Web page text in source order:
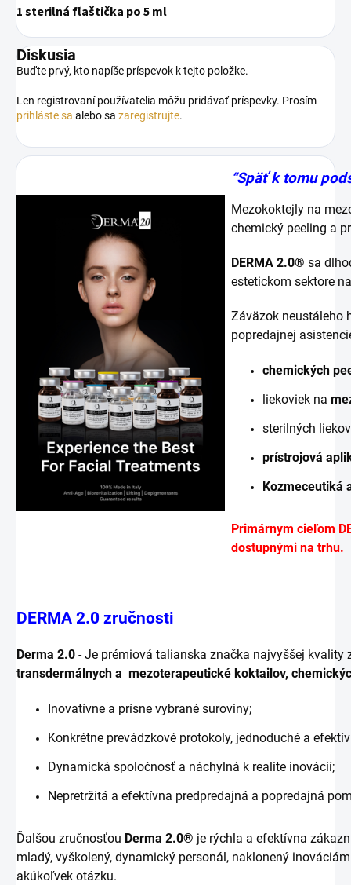
1 sterilná fľaštička po 5 ml
Diskusia
Buďte prvý, kto napíše príspevok k tejto položke.
Len registrovaní používatelia môžu pridávať príspevky. Prosím
prihláste sa alebo sa zaregistrujte.
“Späť k tomu
Mezokoktejly na
chemický peeling a
DERMA 2.0® sa
estetickom sektore
Záväzok neustáleho
popredajnej
chemických
liekoviek na
sterilných
prístrojová
Kozmeceutiká
Primárnym cieľom
dostupnými na trhu.
DERMA 2.0 zručnosti
Derma 2.0 - Je prémiová talianska značka najvyššej kvality
transdermálnych a mezoterapeutické koktailov,
Inovatívne a prísne vybrané suroviny;
Konkrétne prevádzkové protokoly, jednoduché a
Dynamická spoločnosť a náchylná k realite inovácií;
Nepretržitá a efektívna predpredajná a popredajná
Ďalšou zručnosťou Derma 2.0® je rýchla a efektívna
mladý, vyškolený, dynamický personál, naklonený
akúkoľvek otázku.